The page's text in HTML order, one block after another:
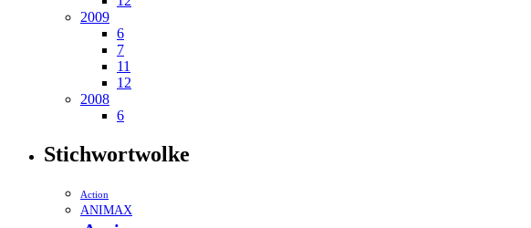
2009
6
7
11
12
2008
6
Stichwortwolke
Action
ANIMAX